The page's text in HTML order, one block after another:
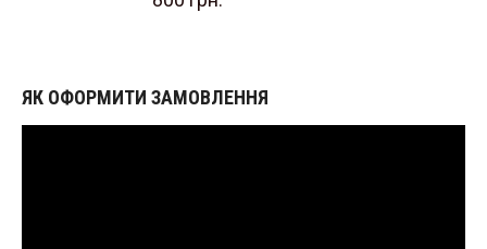
ЯК ОФОРМИТИ ЗАМОВЛЕННЯ